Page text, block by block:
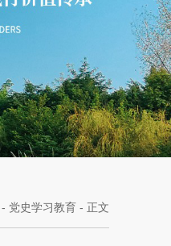
- 党史学习教育 - 正文